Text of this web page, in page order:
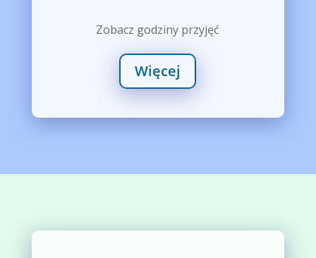
Zobacz godziny przyjęć
Więcej